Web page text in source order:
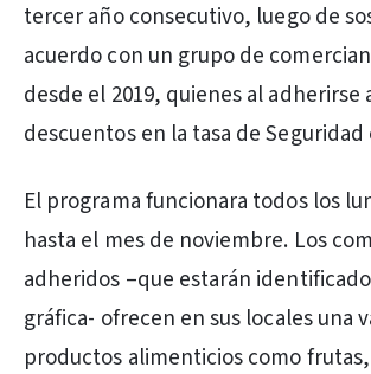
tercer año consecutivo, luego de
acuerdo con un grupo de
desde el 2019, quienes al adherirse
descuentos en la tasa de Seguridad
El programa funcionara todos los
hasta el mes de noviembre. Los
adheridos –que estarán
gráfica- ofrecen en sus locales una
productos alimenticios como